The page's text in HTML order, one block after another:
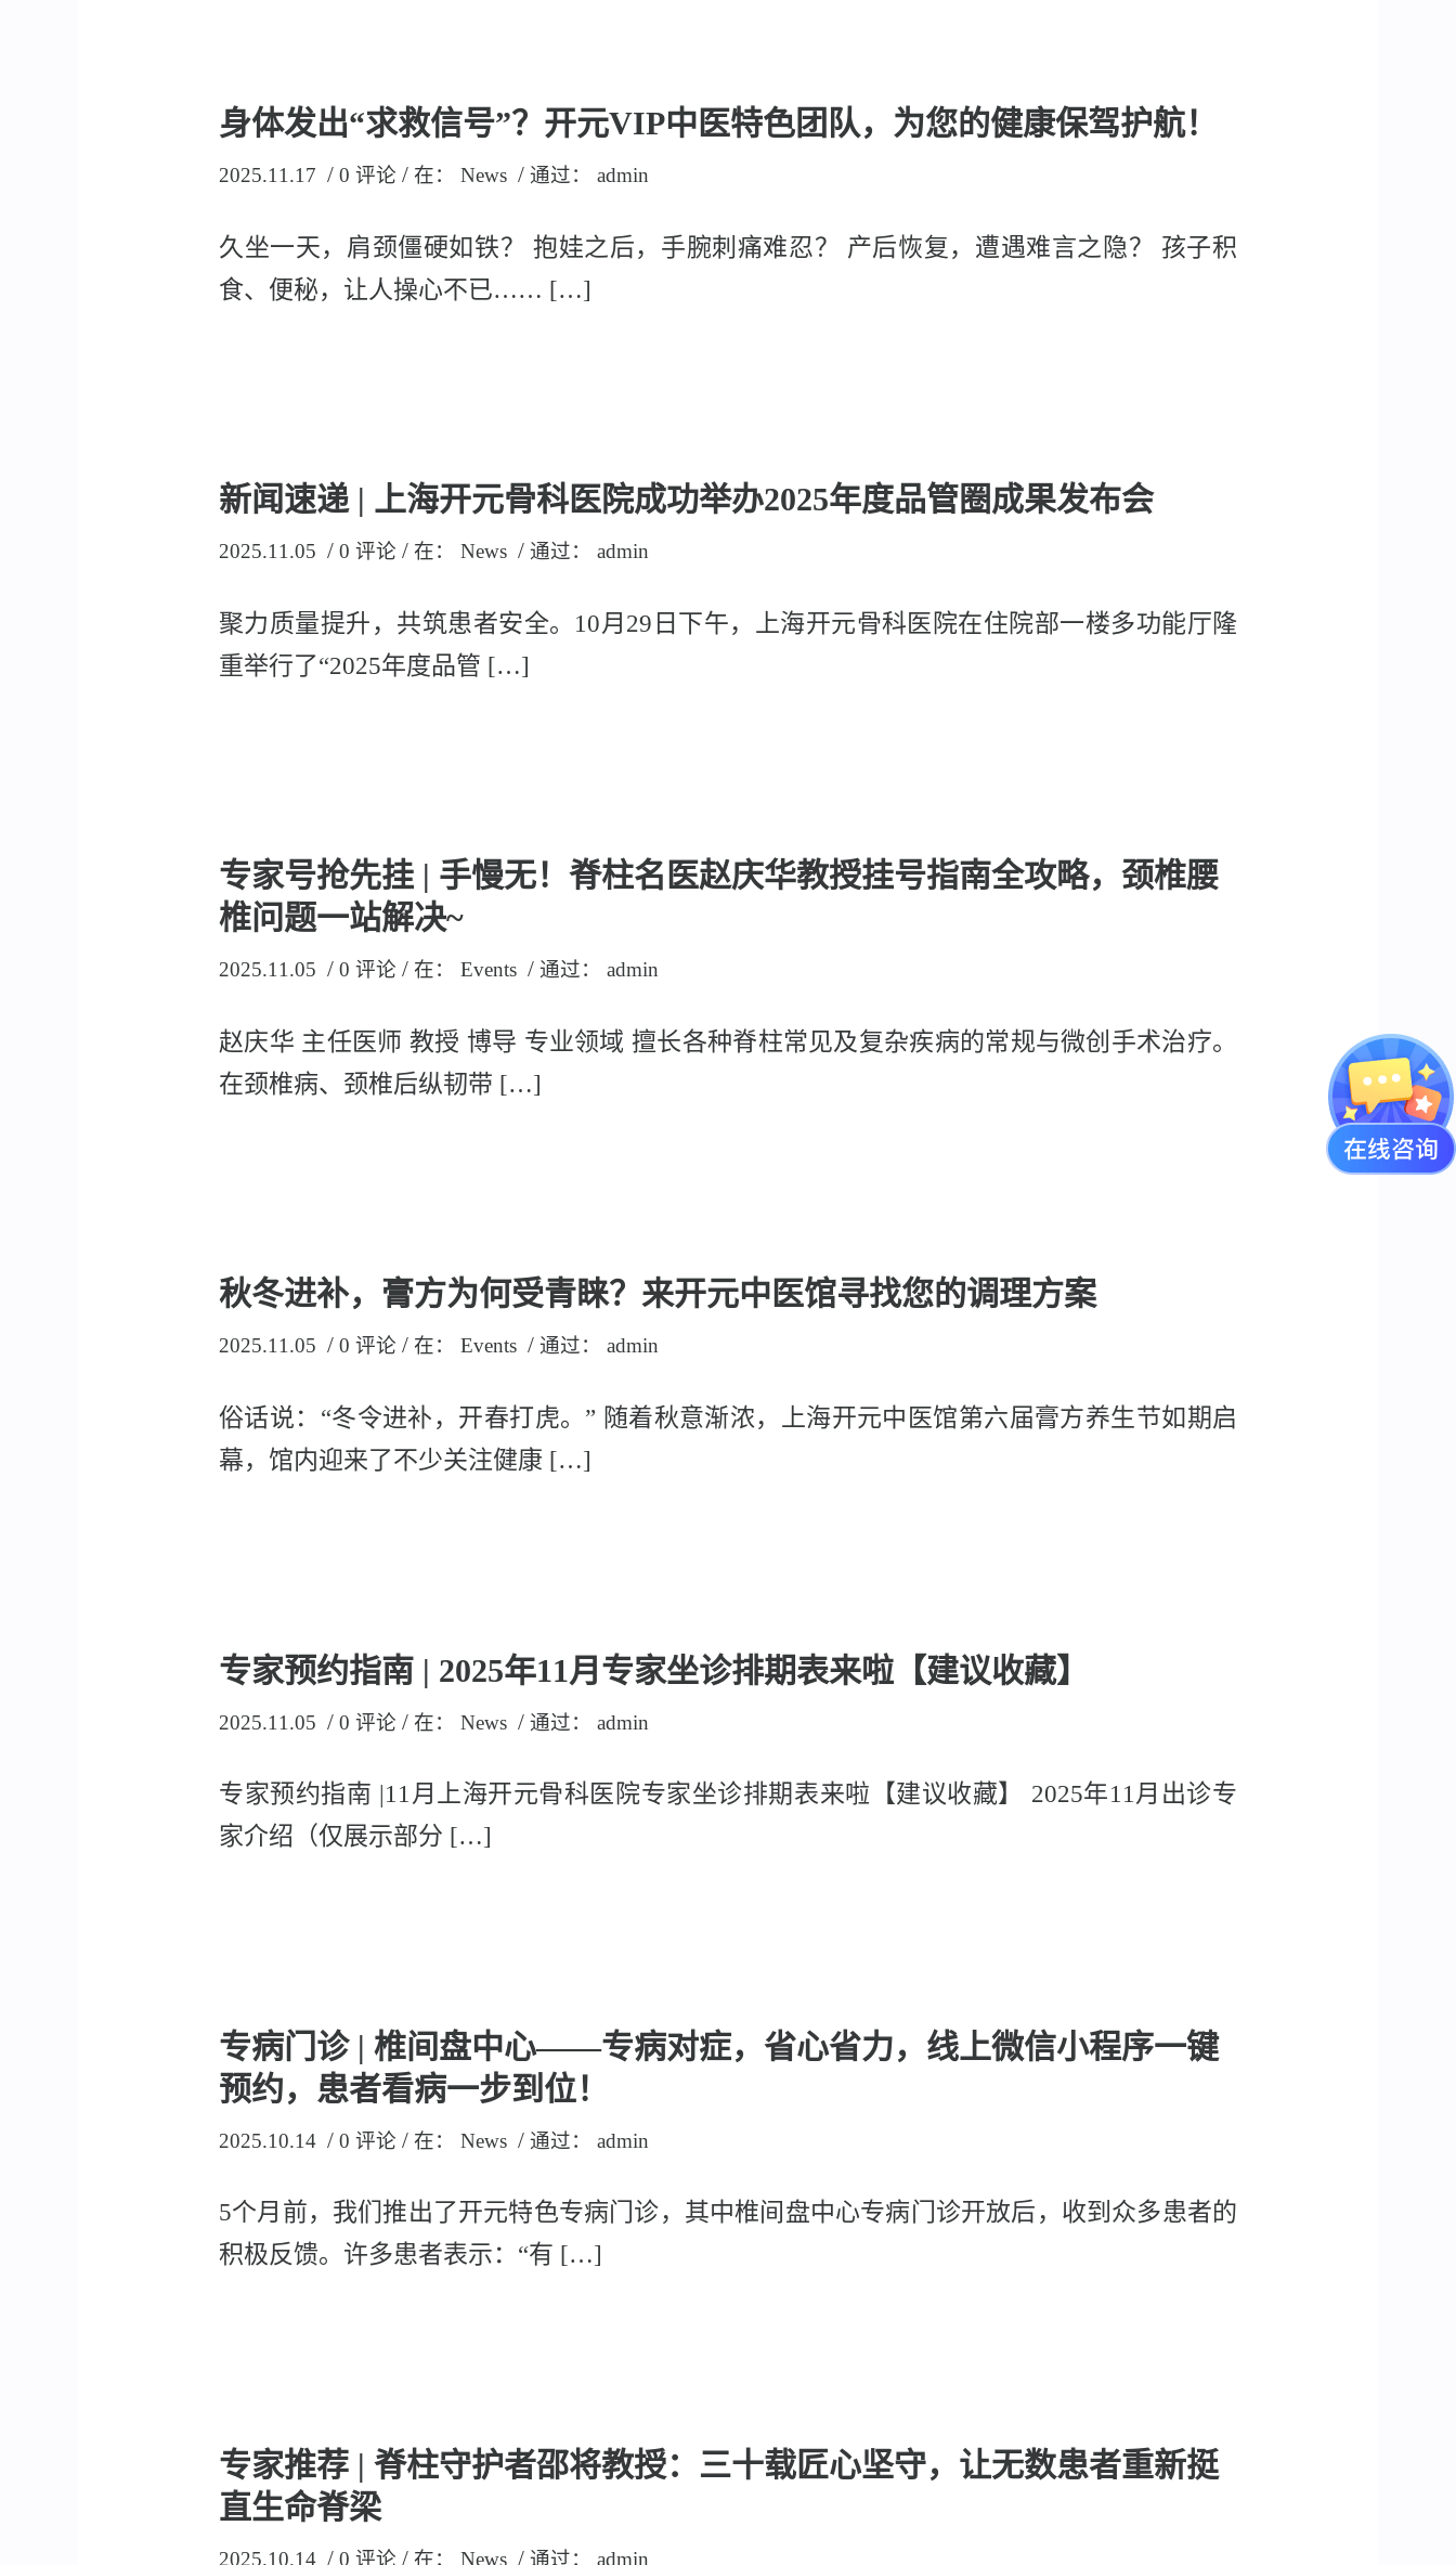
身体发出“求救信号”？开元VIP中医特色团队，为您的健康保驾护航！
2025.11.17 / 0 评论 / 在： News / 通过： admin
久坐一天，肩颈僵硬如铁？ 抱娃之后，手腕刺痛难忍？ 产后恢复，遭遇难言之隐？ 孩子积
食、便秘，让人操心不已…… […]
新闻速递 | 上海开元骨科医院成功举办2025年度品管圈成果发布会
2025.11.05 / 0 评论 / 在： News / 通过： admin
聚力质量提升，共筑患者安全。10月29日下午，上海开元骨科医院在住院部一楼多功能厅隆
重举行了“2025年度品管 […]
专家号抢先挂 | 手慢无！脊柱名医赵庆华教授挂号指南全攻略，颈椎腰
椎问题一站解决~
2025.11.05 / 0 评论 / 在： Events / 通过： admin
赵庆华 主任医师 教授 博导 专业领域 擅长各种脊柱常见及复杂疾病的常规与微创手术治疗。
在颈椎病、颈椎后纵韧带 […]
秋冬进补，膏方为何受青睐？来开元中医馆寻找您的调理方案
2025.11.05 / 0 评论 / 在： Events / 通过： admin
俗话说：“冬令进补，开春打虎。” 随着秋意渐浓，上海开元中医馆第六届膏方养生节如期启
幕，馆内迎来了不少关注健康 […]
专家预约指南 | 2025年11月专家坐诊排期表来啦【建议收藏】
2025.11.05 / 0 评论 / 在： News / 通过： admin
专家预约指南 |11月上海开元骨科医院专家坐诊排期表来啦【建议收藏】 2025年11月出诊专
家介绍（仅展示部分 […]
专病门诊 | 椎间盘中心——专病对症，省心省力，线上微信小程序一键
预约，患者看病一步到位！
2025.10.14 / 0 评论 / 在： News / 通过： admin
5个月前，我们推出了开元特色专病门诊，其中椎间盘中心专病门诊开放后，收到众多患者的
积极反馈。许多患者表示：“有 […]
专家推荐 | 脊柱守护者邵将教授：三十载匠心坚守，让无数患者重新挺
直生命脊梁
2025.10.14 / 0 评论 / 在： News / 通过： admin